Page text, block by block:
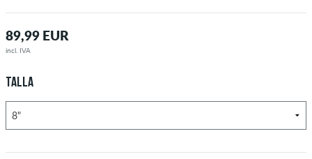
89,99 EUR
incl. IVA
TALLA